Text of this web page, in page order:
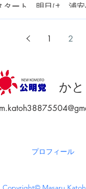
タート。明日は、浦安
負けそうです。
1 2
か
プロフィール